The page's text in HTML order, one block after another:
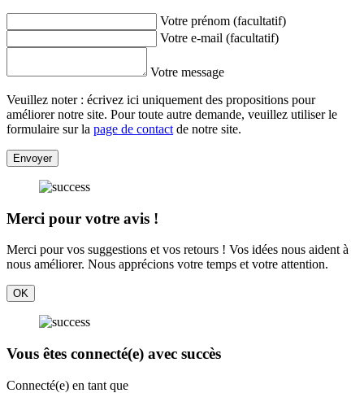
Votre prénom (facultatif)
Votre e-mail (facultatif)
Votre message
Veuillez noter : écrivez ici uniquement des propositions pour
améliorer notre site. Pour toute autre demande, veuillez utiliser le
formulaire sur la page de contact de notre site.
Envoyer
Merci pour votre avis !
Merci pour vos suggestions et vos retours ! Vos idées nous aident à
nous améliorer. Nous apprécions votre temps et votre attention.
OK
Vous êtes connecté(e) avec succès
Connecté(e) en tant que